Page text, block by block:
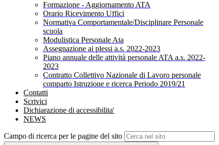
Formazione - Aggiornamento ATA
Orario Ricevimento Uffici
Normativa Comportamentale/Disciplinare Personale
scuola
Modulistica Personale Ata
Assegnazione ai plessi a.s. 2022-2023
Piano annuale delle attività personale ATA a.s. 2022-
2023
Contratto Collettivo Nazionale di Lavoro personale
comparto Istruzione e ricerca Periodo 2019/21
Contatti
Scrivici
Dichiarazione di accessibilita'
NEWS
Campo di ricerca per le pagine del sito